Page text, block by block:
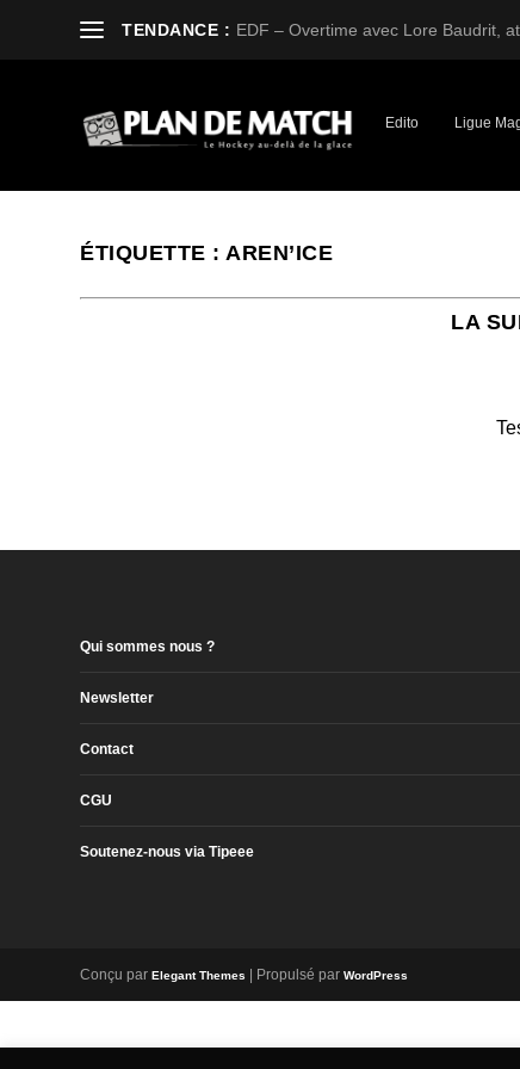
TENDANCE : EDF – Overtime avec Lore Baudrit,
Edito Ligue
ÉTIQUETTE :AREN’ICE
LA
Qui sommes nous ?
Newsletter
Contact
CGU
Soutenez-nous via Tipeee
Conçu parElegant Themes | Propulsé parWordPress